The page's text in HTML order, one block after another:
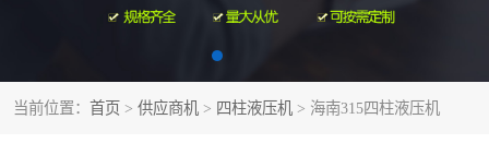
当前位置： 首页 > 供应商机 > 四柱液压机 > 海南315四柱液压机
卷板机